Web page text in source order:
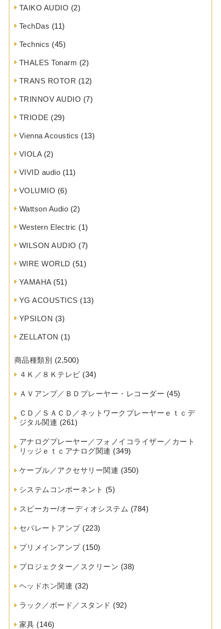
TAIKO AUDIO (2)
TechDas (11)
Technics (45)
THALES Tonarm (2)
TRANS ROTOR (12)
TRINNOV AUDIO (7)
TRIODE (29)
Vienna Acoustics (13)
VIOLA(2)
VIVID audio (11)
VOLUMIO (6)
Wattson Audio (2)
Western Electric (1)
WILSON AUDIO (7)
WIRE WORLD (51)
YAMAHA(51)
YG ACOUSTICS (13)
YPSILON (3)
ZELLATON (1)
商品種類別 (2,500)
４Ｋ／８Ｋテレビ (34)
ＡＶアンプ／ＢＤプレーヤー・レコーダー (45)
ＣＤ／ＳＡＣＤ／ネットワークプレーヤーｅｔｃデ
ジタル関連 (261)
アナログプレーヤー／フォノイコライザー／カート
リッジｅｔｃアナログ関連 (349)
ケーブル／アクセサリー関連 (350)
システムコンポーネント (5)
スピーカー/オーディオシステム (784)
セパレートアンプ(223)
プリメインアンプ(150)
プロジェクター／スクリーン (38)
ヘッドホン関連 (32)
ラック／ボード／スタンド (92)
家具 (146)